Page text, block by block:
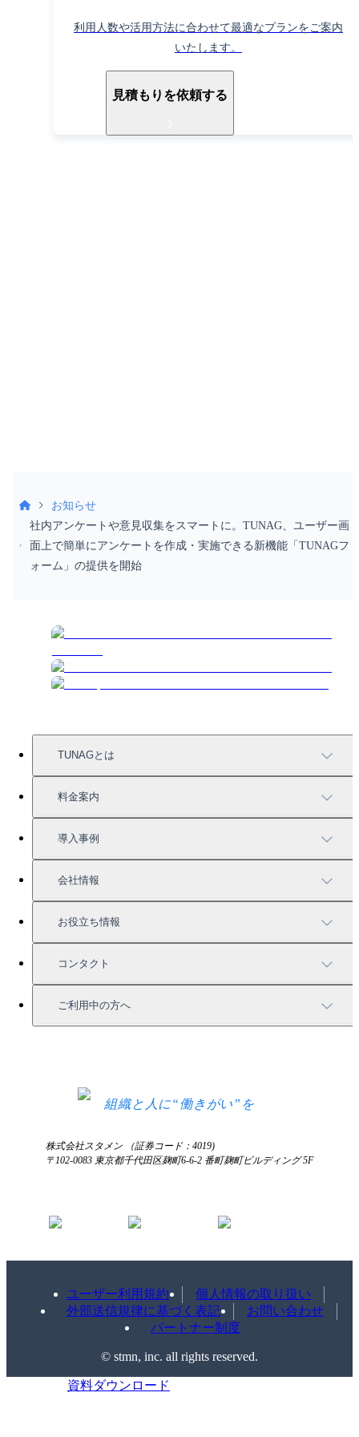
利用人数や活用方法に合わせて最適なプランをご案内
いたします。
見積もりを依頼する
お知らせ
社内アンケートや意見収集をスマートに。TUNAG、ユーザー画
面上で簡単にアンケートを作成・実施できる新機能「TUNAGフ
ォーム」の提供を開始
TUNAGとは
TUNAGの特徴
機能一覧
充実したサポート
料金案内
料金案内
導入事例
導入事例
活用方法
会社情報
会社情報
お役立ち情報
お役立ち資料一覧
セミナー情報
コンタクト
サービス資料請求
ご利用中の方へ
組織と人に“働きがい”を
株式会社スタメン （証券コード：4019)
〒102-0083 東京都千代田区麹町6-6-2 番町麹町ビルディング 5F
ユーザー利用規約
個人情報の取り扱い
外部送信規律に基づく表記
お問い合わせ
パートナー制度
©️ stmn, inc. all rights reserved.
資料ダウンロード